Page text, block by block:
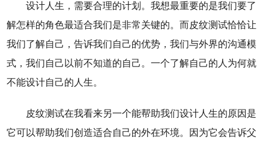
设计人生，需要合理的计划。我想最重要的是我们要了
解怎样的角色最适合我们是非常关键的。而皮纹测试恰恰让
我们了解自己，告诉我们自己的优势，我们与外界的沟通模
式，我们自己以前不知道的自己。一个了解自己的人为何就
不能设计自己的人生。
皮纹测试在我看来另一个能帮助我们设计人生的原因是
它可以帮助我们创造适合自己的外在环境。因为它会告诉父